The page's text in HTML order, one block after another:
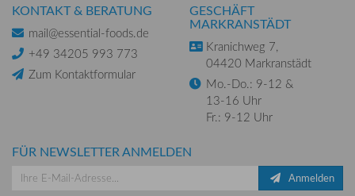
KONTAKT & BERATUNG
mail@essential-foods.de
+49 34205 993 773
Zum Kontaktformular
GESCHÄFT
MARKRANSTÄDT
Kranichweg 7,
04420 Markranstädt
Mo.-Do.: 9-12 &
13-16 Uhr
Fr.: 9-12 Uhr
FÜR NEWSLETTER ANMELDEN
Anmelden